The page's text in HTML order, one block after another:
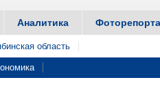
Аналитика
область